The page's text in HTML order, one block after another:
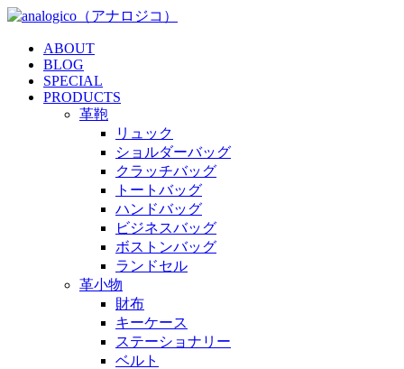
ABOUT
BLOG
SPECIAL
PRODUCTS
革鞄
リュック
ショルダーバッグ
クラッチバッグ
トートバッグ
ハンドバッグ
ビジネスバッグ
ボストンバッグ
ランドセル
革小物
財布
キーケース
ステーショナリー
ベルト